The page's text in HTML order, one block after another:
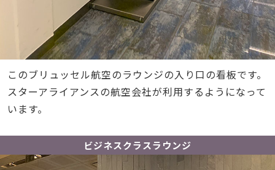
このブリュッセル航空のラウンジの入り口の看板です。
スターアライアンスの航空会社が利用するようになって
います。
ビジネスクラスラウンジ